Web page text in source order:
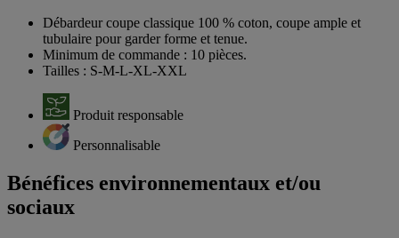
Débardeur coupe classique 100 % coton, coupe ample et
tubulaire pour garder forme et tenue.
Minimum de commande : 10 pièces.
Tailles : S-M-L-XL-XXL
Produit responsable
Personnalisable
Bénéfices environnementaux et/ou
sociaux